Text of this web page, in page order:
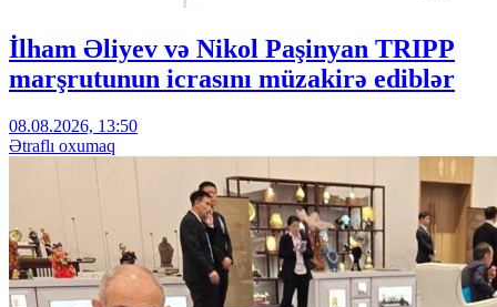
İlham Əliyev və Nikol Paşinyan TRIPP
marşrutunun icrasını müzakirə ediblər
08.08.2026, 13:50
Ətraflı oxumaq